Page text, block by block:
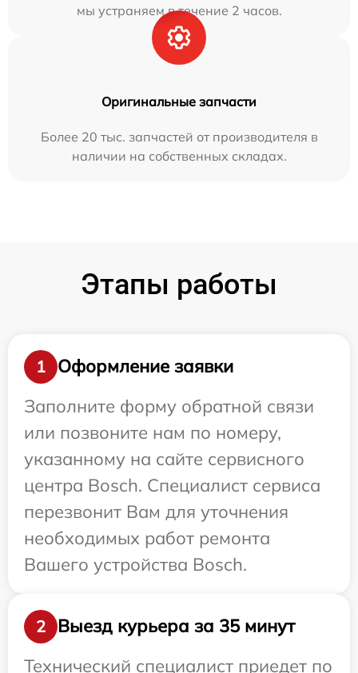
мы устраняем в течение 2 часов.
Оригинальные запчасти
Более 20 тыс. запчастей от производителя в
наличии на собственных складах.
Этапы работы
1
Оформление заявки
Заполните форму обратной связи
или позвоните нам по номеру,
указанному на сайте сервисного
центра Bosch. Специалист сервиса
перезвонит Вам для уточнения
необходимых работ ремонта
Вашего устройства Bosch.
2
Выезд курьера за 35 минут
Технический специалист приедет по